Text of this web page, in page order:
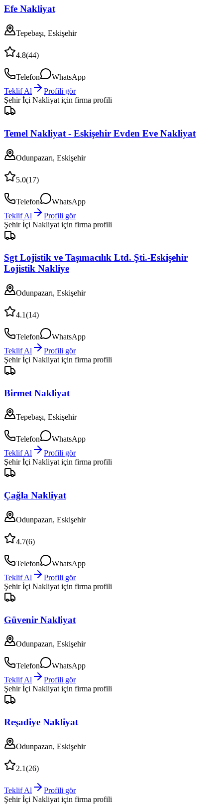
Efe Nakliyat
Tepebaşı, Eskişehir
4.8(44)
Telefon
WhatsApp
Teklif Al
Profili gör
Şehir İçi Nakliyat için firma profili
Temel Nakliyat - Eskişehir Evden Eve Nakliyat
Odunpazarı, Eskişehir
5.0(17)
Telefon
WhatsApp
Teklif Al
Profili gör
Şehir İçi Nakliyat için firma profili
Sgt Lojistik ve Taşımacılık Ltd. Şti.-Eskişehir
Lojistik Nakliye
Odunpazarı, Eskişehir
4.1(14)
Telefon
WhatsApp
Teklif Al
Profili gör
Şehir İçi Nakliyat için firma profili
Birmet Nakliyat
Tepebaşı, Eskişehir
Telefon
WhatsApp
Teklif Al
Profili gör
Şehir İçi Nakliyatiçin firma profili
Çağla Nakliyat
Odunpazarı, Eskişehir
4.7(6)
Telefon
WhatsApp
Teklif Al
Profili gör
Şehir İçi Nakliyat için firma profili
Güvenir Nakliyat
Odunpazarı, Eskişehir
Telefon
WhatsApp
Teklif Al
Profili gör
Şehir İçi Nakliyat için firma profili
Reşadiye Nakliyat
Odunpazarı, Eskişehir
2.1(26)
Teklif Al
Profili gör
Şehir İçi Nakliyat için firma profili